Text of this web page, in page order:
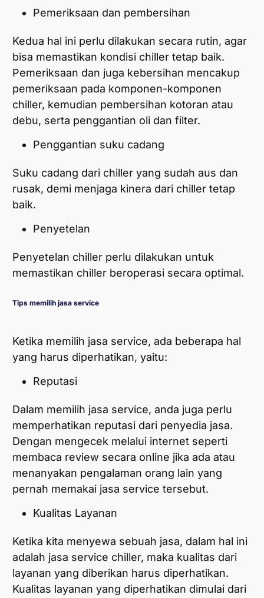
Pemeriksaan dan pembersihan
Kedua hal ini perlu dilakukan secara rutin, agar
bisa memastikan kondisi chiller tetap baik.
Pemeriksaan dan juga kebersihan mencakup
pemeriksaan pada komponen-komponen
chiller, kemudian pembersihan kotoran atau
debu, serta penggantian oli dan filter.
Penggantian suku cadang
Suku cadang dari chiller yang sudah aus dan
rusak, demi menjaga kinera dari chiller tetap
baik.
Penyetelan
Penyetelan chiller perlu dilakukan untuk
memastikan chiller beroperasi secara optimal.
Tips memilih jasa service
Ketika memilih jasa service, ada beberapa hal
yang harus diperhatikan, yaitu:
Reputasi
Dalam memilih jasa service, anda juga perlu
memperhatikan reputasi dari penyedia jasa.
Dengan mengecek melalui internet seperti
membaca review secara online jika ada atau
menanyakan pengalaman orang lain yang
pernah memakai jasa service tersebut.
Kualitas Layanan
Ketika kita menyewa sebuah jasa, dalam hal ini
adalah jasa service chiller, maka kualitas dari
layanan yang diberikan harus diperhatikan.
Kualitas layanan yang diperhatikan dimulai dari